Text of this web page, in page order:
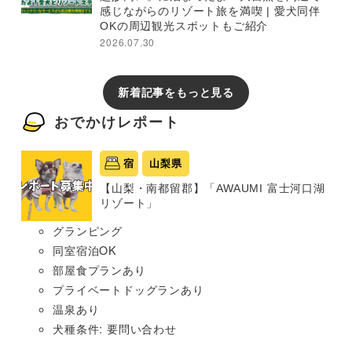
感じながらのリゾート旅を満喫 | 愛犬同伴
OKの周辺観光スポットもご紹介
2026.07.30
新着記事をもっと見る
おでかけレポート
宿 山梨県
【山梨・南都留郡】「AWAUMI 富士河口湖
リゾート」
グランピング
同室宿泊OK
部屋食プランあり
プライベートドッグランあり
温泉あり
犬種条件: 要問い合わせ